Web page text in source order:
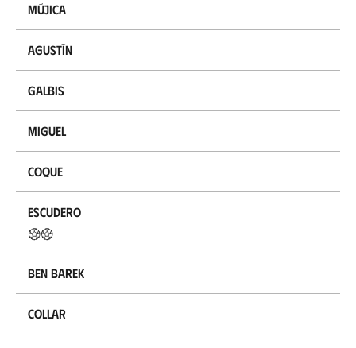
Mújica
Agustín
Galbis
Miguel
Coque
Escudero
Ben Barek
Collar